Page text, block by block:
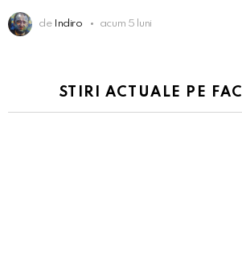
de Indiro acum 5 luni
STIRI ACTUALE PE